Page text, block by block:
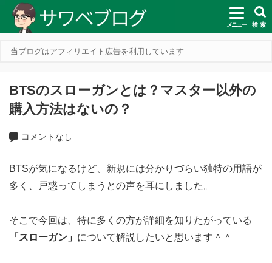
メニュー 検 索
当ブログはアフィリエイト広告を利用しています
BTSのスローガンとは？マスター以外の
購入方法はないの？
コメントなし
BTSが気になるけど、新規には分かりづらい独特の用語が
多く、戸惑ってしまうとの声を耳にしました。
そこで今回は、特に多くの方が詳細を知りたがっている
「スローガン」 について解説したいと思います＾＾